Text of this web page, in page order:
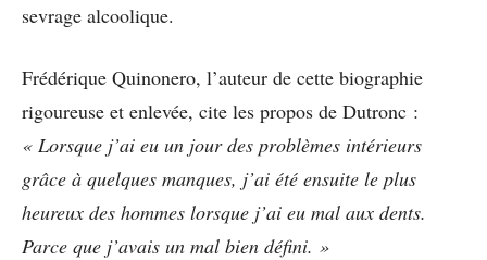
sevrage alcoolique.
Frédérique Quinonero, l’auteur de cette biographie
rigoureuse et enlevée, cite les propos de Dutronc :
« Lorsque j’ai eu un jour des problèmes intérieurs
grâce à quelques manques, j’ai été ensuite le plus
heureux des hommes lorsque j’ai eu mal aux dents.
Parce que j’avais un mal bien défini. »